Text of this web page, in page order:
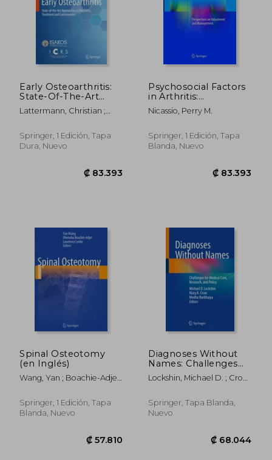
Early Osteoarthritis:
State-Of-The-Art
Approaches to
Diagnosis, Treatment
Inglés)
Lattermann, Christian ;
Nakamura, Norimasa
Springer, 1 Edición, Tapa
Dura, Nuevo
Psychosocial Factors
in Arthritis:
Perspectives on
Adjustment and
Inglés)
Nicassio, Perry M.
Springer, 1 Edición, Tapa
Blanda, Nuevo
Spinal Osteotomy
(en Inglés)
Wang, Yan ; Boachie-Adjei,
Lawrence
Springer, 1 Edición, Tapa
Blanda, Nuevo
Diagnoses Without
Names: Challenges
for Medical Care,
Research, and Policy
Lockshin, Michael D. ; Crow,
Springer, Tapa Blanda,
Nuevo